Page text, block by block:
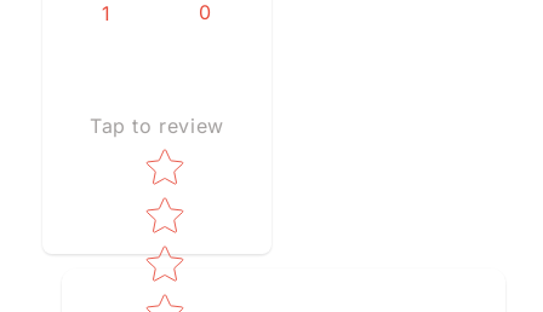
1 0
Tap to review
Star rating